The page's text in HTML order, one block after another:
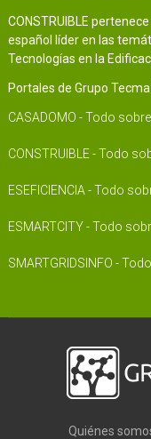
CONSTRUIBLE pertenece
español líder en las
Tecnologías en la
Portales de Grupo Tecma
CASADOMO - Todo
CONSTRUIBLE - Todo
ESEFICIENCIA - Todo
ESMARTCITY - Todo
SMARTGRIDSINFO -
Quiénes